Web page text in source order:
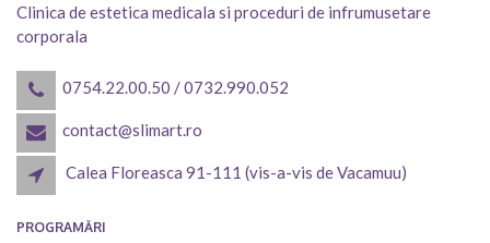
Clinica de estetica medicala si proceduri de infrumusetare
corporala
0754.22.00.50 /0732.990.052
contact@slimart.ro
Calea Floreasca 91-111 (vis-a-vis de Vacamuu)
PROGRAMĂRI